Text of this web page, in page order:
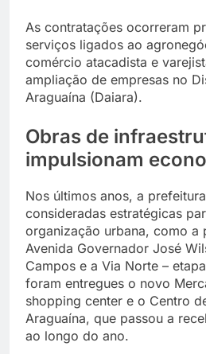
As contratações ocorreram
serviços ligados ao
comércio atacadista e
ampliação de empresas no
Araguaína (Daiara).
Obras de
impulsionam
Nos últimos anos, a
consideradas estratégicas
organização urbana, como a
Avenida Governador José
Campos e a Via Norte –
foram entregues o novo
shopping center e o Centro
Araguaína, que passou a
ao longo do ano.